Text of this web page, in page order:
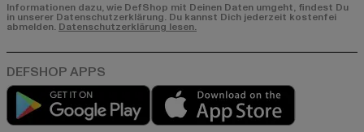
Informationen dazu, wie DefShop mit Deinen Daten umgeht, findest Du
in unserer Datenschutzerklärung. Du kannst Dich jederzeit kostenfei
abmelden. Datenschutzerklärung lesen.
Play market